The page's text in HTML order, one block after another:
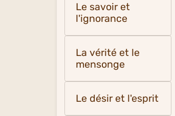
Le savoir et
l'ignorance
La vérité et le
mensonge
Le désir et l'esprit